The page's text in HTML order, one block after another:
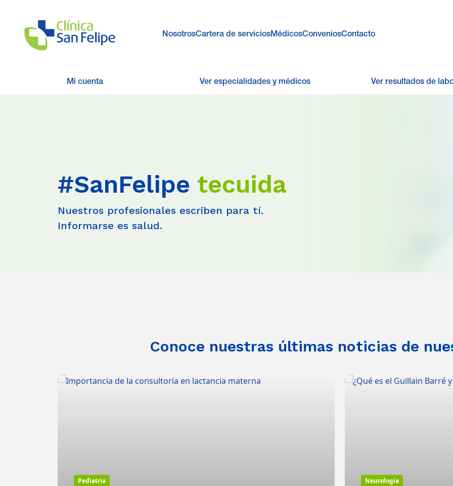
NosotrosCartera de serviciosMédicosConveniosContacto
Mi cuenta Ver especialidades y médicos Ver resultados de
#SanFelipe tecuida
Nuestros profesionales escriben para tí.
Informarse es salud.
Conoce nuestras últimas noticias de
Pediatria Neurologia